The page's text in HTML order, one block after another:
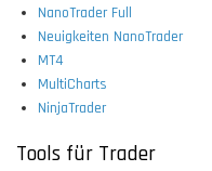
NanoTrader Full
Neuigkeiten NanoTrader
MT4
MultiCharts
NinjaTrader
Tools für Trader